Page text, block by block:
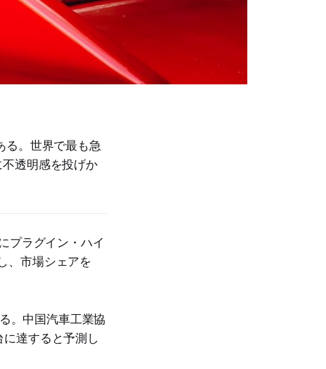
る。世界で最も急
透明感を投げか
プラグイン・ハイ
、市場シェアを
。中国汽車工業協
達すると予測し